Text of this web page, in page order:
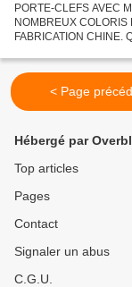
PORTE-CLEFS AVEC
NOMBREUX COLORIS
FABRICATION CHINE.
< Page
Hébergé par
Top articles
Pages
Contact
Signaler un abus
C.G.U.